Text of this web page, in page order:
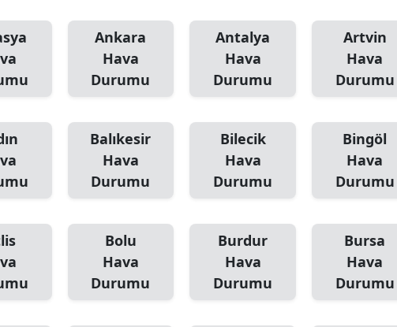
Nevşehir
Niğde
Rize
Sakarya
Siirt
Ankara
Hava
Durumu
Antalya
Hava
Durumu
Artvin
Hava
Durumu
Balıkesir
Hava
Durumu
Bilecik
Hava
Durumu
Bingöl
Hava
Durumu
Bolu
Hava
Durumu
Burdur
Hava
Durumu
Bursa
Hava
Durumu